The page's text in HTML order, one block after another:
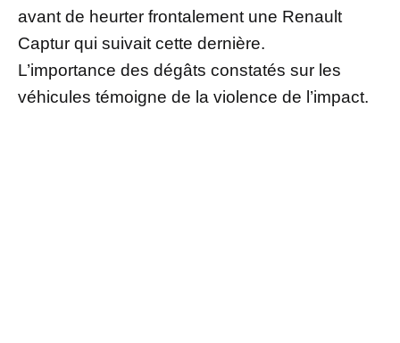
avant de heurter frontalement une Renault
Captur qui suivait cette dernière.
L’importance des dégâts constatés sur les
véhicules témoigne de la violence de l’impact.